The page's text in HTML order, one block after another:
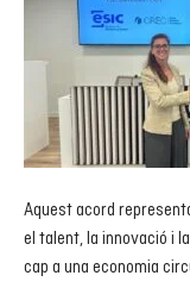
Aquest acord
el talent, la innovació i
cap a una economia